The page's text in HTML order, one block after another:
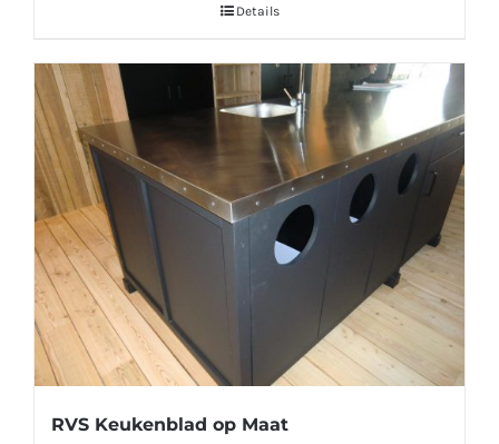
Details
RVS Keukenblad op Maat